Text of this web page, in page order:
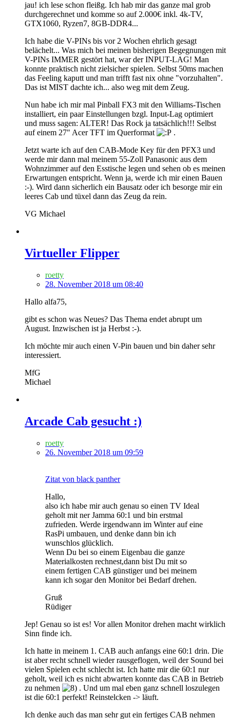
jau! ich lese schon fleißg. Ich hab mir das ganze mal grob
durchgerechnet und komme so auf 2.000€ inkl. 4k-TV,
GTX1060, Ryzen7, 8GB-DDR4...
Ich habe die V-PINs bis vor 2 Wochen ehrlich gesagt
belächelt... Was mich bei meinen bisherigen Begegnungen mit
V-PINs IMMER gestört hat, war der INPUT-LAG! Man
konnte praktisch nicht zielsicher spielen. Selbst 50ms machen
das Feeling kaputt und man trifft fast nix ohne "vorzuhalten".
Das ist MIST dachte ich... also weg mit dem Zeug.
Nun habe ich mir mal Pinball FX3 mit den Williams-Tischen
installiert, ein paar Einstellungen bzgl. Input-Lag optimiert
und muss sagen: ALTER! Das Rock ja tatsächlich!!! Selbst
auf einem 27" Acer TFT im Querformat
.
Jetzt warte ich auf den CAB-Mode Key für den PFX3 und
werde mir dann mal meinem 55-Zoll Panasonic aus dem
Wohnzimmer auf den Esstische legen und sehen ob es meinen
Erwartungen entspricht. Wenn ja, werde ich mir einen Bauen
:-). Wird dann sicherlich ein Bausatz oder ich besorge mir ein
leeres Cab und tüxel dann das Zeug da rein.
VG Michael
Virtueller Flipper
roetty
28. November 2018 um 08:40
Hallo alfa75,
gibt es schon was Neues? Das Thema endet abrupt um
August. Inzwischen ist ja Herbst :-).
Ich möchte mir auch einen V-Pin bauen und bin daher sehr
interessiert.
MfG
Michael
Arcade Cab gesucht :)
roetty
26. November 2018 um 09:59
Zitat von black panther
Hallo,
also ich habe mir auch genau so einen TV Ideal
geholt mit ner Jamma 60:1 und bin erstmal
zufrieden. Werde irgendwann im Winter auf eine
RasPi umbauen, und denke dann bin ich
wunschlos glücklich.
Wenn Du bei so einem Eigenbau die ganze
Materialkosten rechnest,dann bist Du mit so
einem fertigen CAB günstiger und bei meinem
kann ich sogar den Monitor bei Bedarf drehen.
Gruß
Rüdiger
Jep! Genau so ist es! Vor allen Monitor drehen macht wirklich
Sinn finde ich.
Ich hatte in meinem 1. CAB auch anfangs eine 60:1 drin. Die
ist aber recht schnell wieder rausgeflogen, weil der Sound bei
vielen Spielen echt schlecht ist. Ich hatte mir die 60:1 nur
geholt, weil ich es nicht abwarten konnte das CAB in Betrieb
zu nehmen
. Und um mal eben ganz schnell loszulegen
ist die 60:1 perfekt! Reinstelcken -> läuft.
Ich denke auch das man sehr gut ein fertiges CAB nehmen